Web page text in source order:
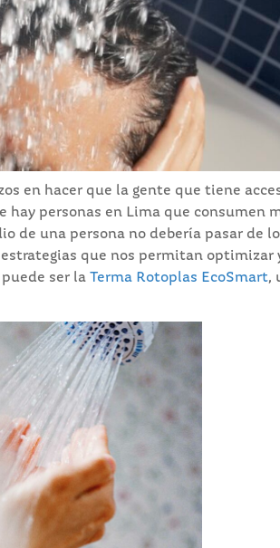
en hacer que la gente que tiene
hay personas en Lima que consumen
de una persona no debería pasar de
que nos permitan
puede ser laTerma Rotoplas EcoSmart,